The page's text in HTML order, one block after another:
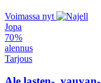
Voimassa nyt
Jopa
70 %
alennus
Tarjous